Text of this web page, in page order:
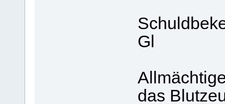
Gl
das